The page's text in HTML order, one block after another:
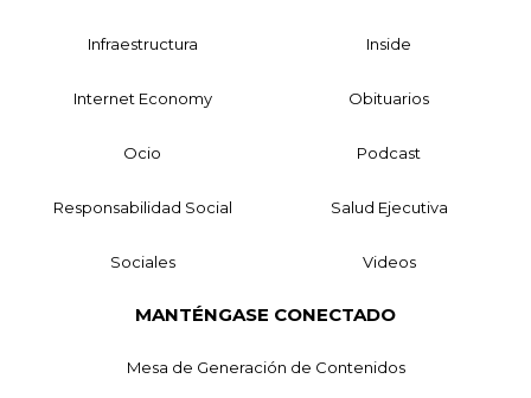
Infraestructura Inside
Internet Economy Obituarios
Ocio Podcast
Responsabilidad Social Salud Ejecutiva
Sociales Videos
MANTÉNGASE CONECTADO
Mesa de Generación de Contenidos